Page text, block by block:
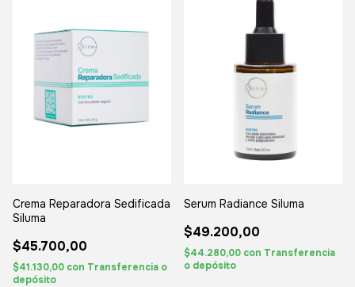
Crema Reparadora Sedificada
Siluma
$45.700,00
$41.130,00 con Transferencia o
depósito
Serum Radiance Siluma
$49.200,00
$44.280,00 con Transferencia
o depósito